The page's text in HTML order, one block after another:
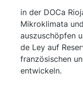
in der DOCa
Mikroklimata
auszuschöpfen
de Ley auf
französischen
entwickeln.